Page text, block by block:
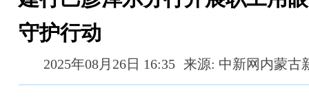
守护行动
2025年08月26日 16:35 来源: 中新网内蒙古